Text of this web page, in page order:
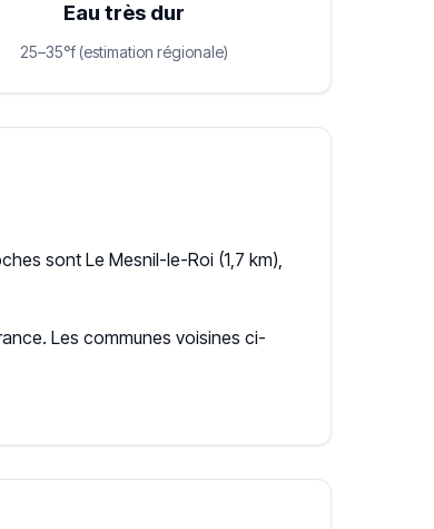
Eau très dur
25–35°f (estimation régionale)
sont Le Mesnil-le-Roi (1,7 km),
Les communes voisines ci-